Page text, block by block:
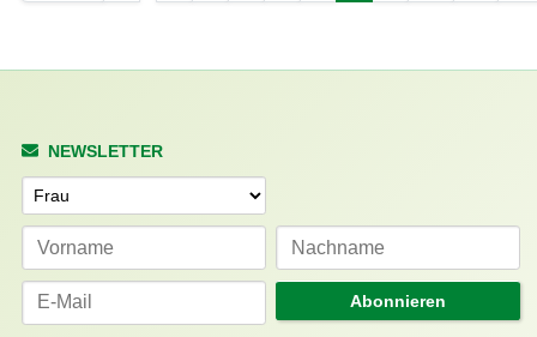
NEWSLETTER
Anrede
Abonnieren